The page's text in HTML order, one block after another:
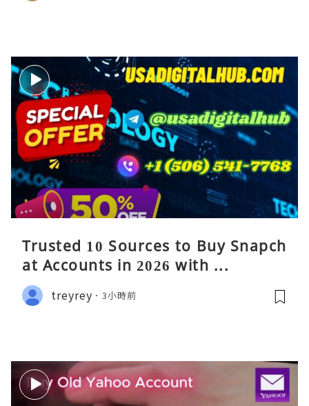
Trusted 10 Sources to Buy Snapch
at Accounts in 2026 with ...
treyrey 3小時前